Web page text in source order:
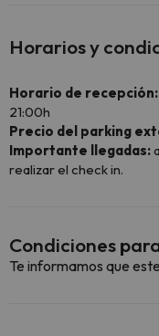
Horarios y
Horario de recepción:
21:00h
Precio del parking
Importante llegadas:
realizar el check in.
Condiciones
Te informamos que